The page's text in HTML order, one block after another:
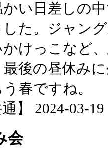
かい日差しの
した。ジャン
かけっこなど
最後の昼休み
春ですね。
通】 2024-03-
会